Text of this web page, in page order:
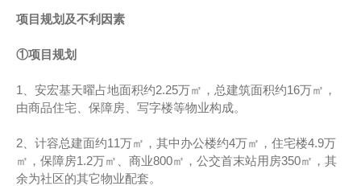
项目规划及不利因素
①项目规划
1、安宏基天曜占地面积约2.25万㎡，总建筑面积约16万㎡，
由商品住宅、保障房、写字楼等物业构成。
2、计容总建面约11万㎡，其中办公楼约4万㎡，住宅楼4.9万
㎡，保障房1.2万㎡、商业800㎡，公交首末站用房350㎡，其
余为社区的其它物业配套。